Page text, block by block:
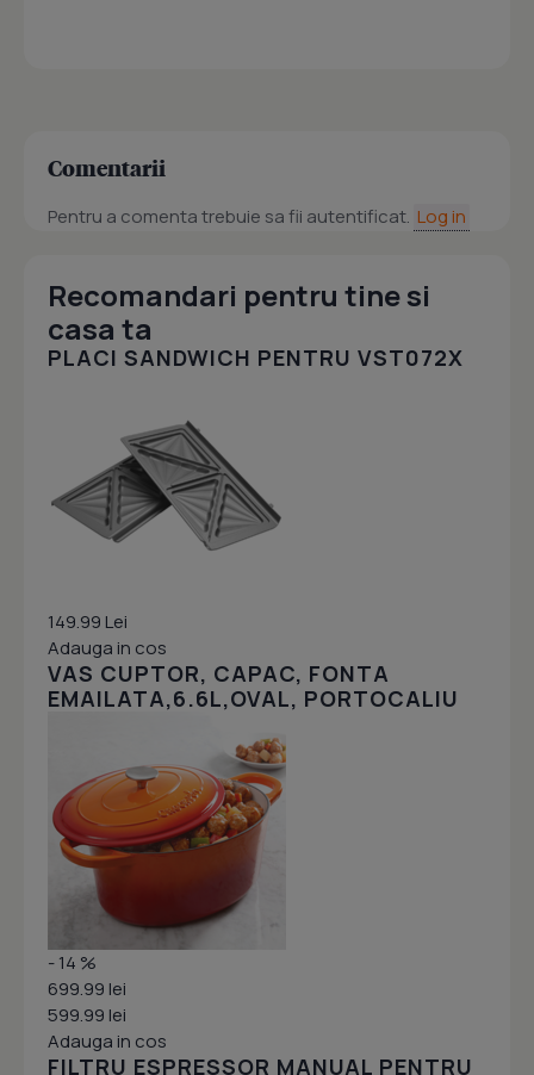
Comentarii
Pentru a comenta trebuie sa fii autentificat. Log in
Recomandari pentru tine si
casa ta
PLACI SANDWICH PENTRU VST072X
149.99 Lei
Adauga in cos
VAS CUPTOR, CAPAC, FONTA
EMAILATA,6.6L,OVAL, PORTOCALIU
- 14 %
699.99 lei
599.99 lei
Adauga in cos
FILTRU ESPRESSOR MANUAL PENTRU